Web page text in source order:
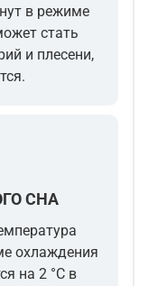
в режиме
стать
и плесени,
СНА
охлаждения
на 2 °С в